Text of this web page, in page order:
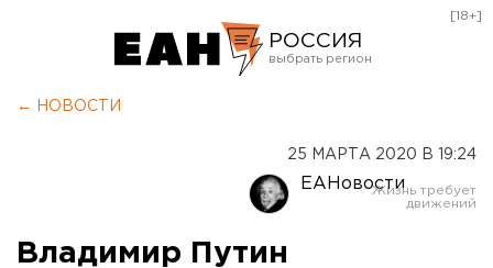
РОССИЯ
Оренбург
[18+]
← НОВОСТИ
25 МАРТА 2020 В 19:24
ЕАНовости
Владимир Путин